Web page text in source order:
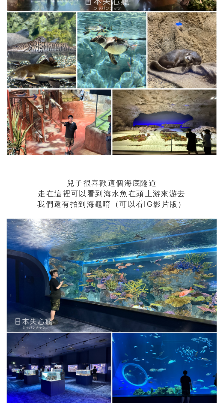
兒子很喜歡這個海底隧道
走在這裡可以看到海水魚在頭上游來游去
我們還有拍到海龜唷（可以看IG影片版）